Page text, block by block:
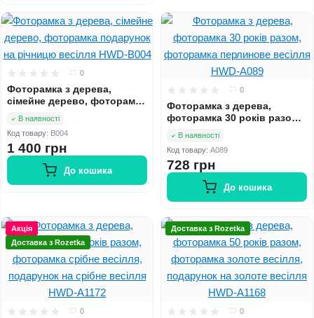
0
Фоторамка з дерева,
сімейне дерево, фоторамка
весілля HWD-B004
В наявності
Код товару: B004
1 400 грн
До кошика
0
Фоторамка з дерева,
фоторамка 30 років разом,
весілля HWD-A089
В наявності
Код товару: A089
728 грн
До кошика
Акція
Доставка з Rozetka
0
Доставка з Rozetka
0